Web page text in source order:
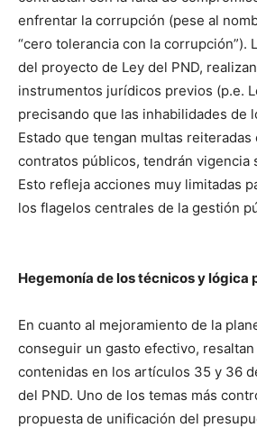
enfrentar la corrupción (pese al
“cero tolerancia con la corrupción”).
del proyecto de Ley del PND,
instrumentos jurídicos previos (p.e.
precisando que las inhabilidades de
Estado que tengan multas reiteradas
contratos públicos, tendrán vigencia
Esto refleja acciones muy limitadas
los flagelos centrales de la gestión
Hegemonía de los técnicos y lógica
En cuanto al mejoramiento de la
conseguir un gasto efectivo,
contenidas en los artículos 35 y 36
del PND. Uno de los temas más
propuesta de unificación del